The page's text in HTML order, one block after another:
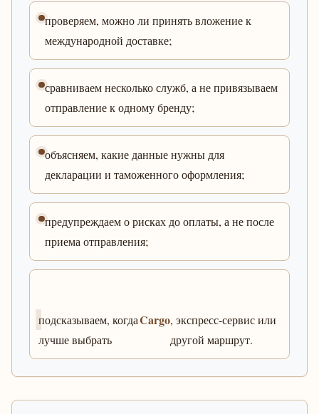
проверяем, можно ли принять вложение к
международной доставке;
сравниваем несколько служб, а не привязываем
отправление к одному бренду;
объясняем, какие данные нужны для
декларации и таможенного оформления;
предупреждаем о рисках до оплаты, а не после
приема отправления;
подсказываем, когда
лучше выбрать
Cargo, экспресс-сервис или
другой маршрут.